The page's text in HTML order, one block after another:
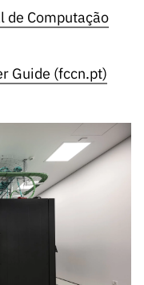
90 Segundos
de Ciência
Direct Mail
Comunicado
s
Recrutam
Aquisição
de
Parcerias
Consultas
públicas
Manifesta
ções de
Interesse
FCCN,
serviços
de Computação
Guide (fccn.pt)